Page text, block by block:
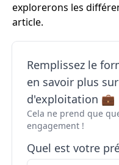
explorerons les
article.
Remplissez le
en savoir plus
d'exploitation 💼
Cela ne prend que
engagement !
Quel est votre